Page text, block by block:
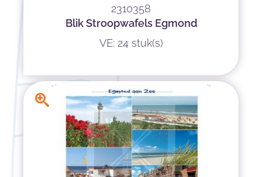
2310358
Blik Stroopwafels Egmond
VE: 24 stuk(s)